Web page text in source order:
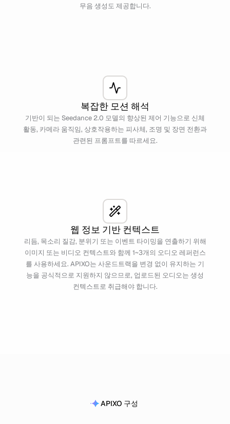
무음 생성도 제공합니다.
복잡한 모션 해석
기반이 되는 Seedance 2.0 모델의 향상된 제어 기능으로 신체
활동, 카메라 움직임, 상호작용하는 피사체, 조명 및 장면 전환과
관련된 프롬프트를 따르세요.
웹 정보 기반 컨텍스트
리듬, 목소리 질감, 분위기 또는 이벤트 타이밍을 연출하기 위해
이미지 또는 비디오 컨텍스트와 함께 1~3개의 오디오 레퍼런스
를 사용하세요. APIXO는 사운드트랙을 변경 없이 유지하는 기
능을 공식적으로 지원하지 않으므로, 업로드된 오디오는 생성
컨텍스트로 취급해야 합니다.
APIXO 구성